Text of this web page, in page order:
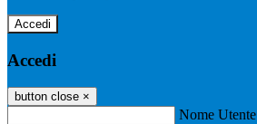
Accedi
Accedi
button close ×
Nome Utente